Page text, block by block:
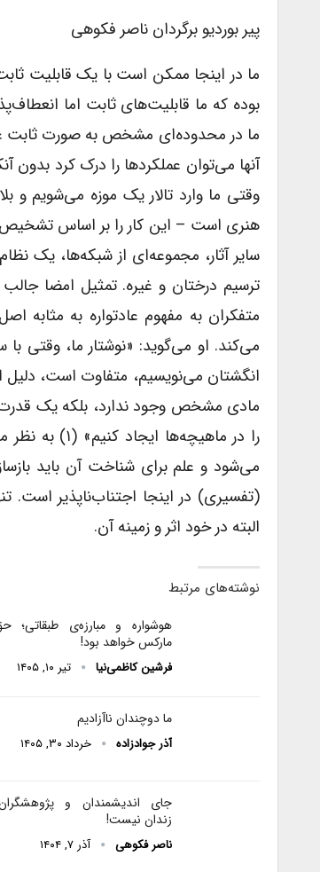
پیر بوردیو برگردان ناصر فکوهی
ما در اینجا ممکن است با یک قابلیت
بوده که ما قابلیت‌های ثابت اما
ما در محدود‌ه‌ای مشخص به صورت ثابت
آنها می‌توان عملکردها را درک کرد
وقتی ما وارد تالار یک موزه می‌شویم
هنری است – این کار را بر اساس تشخیص
سایر آثار، مجموعه‌ای از شبکه‌ها، یک
ترسیم درختان و غیره. تمثیل امضا
متفکران به مفهوم عادتواره به مثابه
می‌کند. او می‌گوید: «نوشتار ما، وقتی
انگشتان می‌نویسیم، متفاوت است، دلیل
مادی مشخص وجود ندارد، بلکه یک
را در
می‌شود و علم برای شناخت آن باید
(تفسیری) در اینجا اجتناب‌ناپذیر است.
البته در خود اثر و زمینه آن.
نوشته‌های مرتبط
هوشواره و مبارزه‌ی طبقاتی؛
مارکس خواهد بود!
فرشین کاظمی‌نیا تیر ۱۰, ۱۴۰۵
ما دوچندان ناآزادیم
آذر جوادزاده خرداد ۳۰, ۱۴۰۵
جای اندیشمندان و
زندان نیست!
ناصر فکوهی آذر ۷, ۱۴۰۴